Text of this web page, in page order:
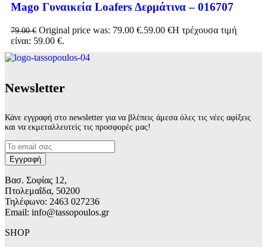
Mago Γυναικεία Loafers Δερμάτινα – 016707
79.00€ Original price was: 79.00 €.59.00 €Η τρέχουσα τιμή
είναι: 59.00 €.
Νewsletter
Κάνε εγγραφή στο newsletter για να βλέπεις άμεσα όλες τις νέες αφίξεις
και να εκμεταλλευτείς τις προσφορές μας!
Βασ. Σοφίας 12,
Πτολεμαΐδα, 50200
Τηλέφωνο: 2463 027236
Email: info@tassopoulos.gr
SHOP